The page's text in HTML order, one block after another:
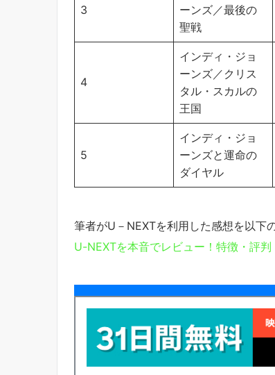
3
ーンズ／最後の
聖戦
4
インディ・ジョ
ーンズ／クリス
タル・スカルの
王国
5
インディ・ジョ
ーンズと運命の
ダイヤル
筆者がU－NEXTを利用した感想を以下
U-NEXTを本音でレビュー！特徴・評判